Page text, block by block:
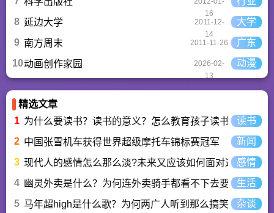
16
8 延边大学
2011-12-
14
大学
9 南方周末 2011-11-26
广东
10动画创作家园
2026-02-
13
动漫
精选文章
1 为什么要读书？读书的意义？怎么教育孩子读书？读书
2 中国张雪机车获得世界超级摩托车锦标赛冠军
新闻
3 现代人的感情怎么那么淡?未来又应该如何面对这人情淡
感情
4 幽灵外卖是什么？为何连外卖骑手都看不下去要举报？
生活
5 马年超high是什么歌？为何两广人听到那么搞笑？马超
杂谈